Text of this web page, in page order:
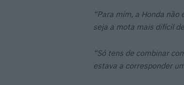
“Para mim, a Honda
seja a mota mais difícil
“Só tens de combinar
estava a corresponder